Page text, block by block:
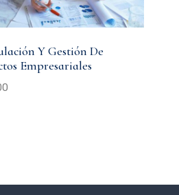
Y Gestión De
Empresariales